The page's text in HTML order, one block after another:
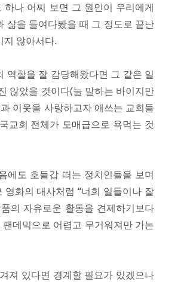
나 어찌 보면 그 원인이 우리에게
삶을 들여다봤을 때 그 정도로 끝난
지 않아서다.
역할을 잘 감당해왔다면 그 같은 일
않았을 것이다(늘 말하는 바이지만
이웃을 사랑하고자 애쓰는 교회들
교회 전체가 도매급으로 욕먹는 것
에도 호들갑 떠는 정치인들을 보며
화의 대사처럼 “너희 일들이나 잘
의 자유로운 활동을 견제하기보다
데믹으로 어렵고 무거워져만 가는
져 있다면 경계할 필요가 있겠으나